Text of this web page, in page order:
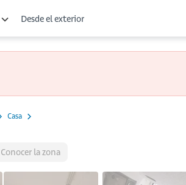
Desde el exterior
Casa
Conocer la zona